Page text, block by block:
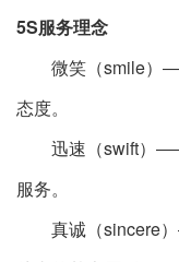
5S服务理念
微笑（smile）――
态度。
迅速（swift）――
服务。
真诚（sincere）